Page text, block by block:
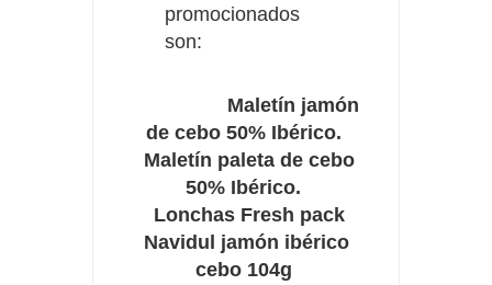
promocionados
son:
Maletín jamón
de cebo 50% Ibérico.
Maletín paleta de cebo
50% Ibérico.
Lonchas Fresh pack
Navidul jamón ibérico
cebo 104g